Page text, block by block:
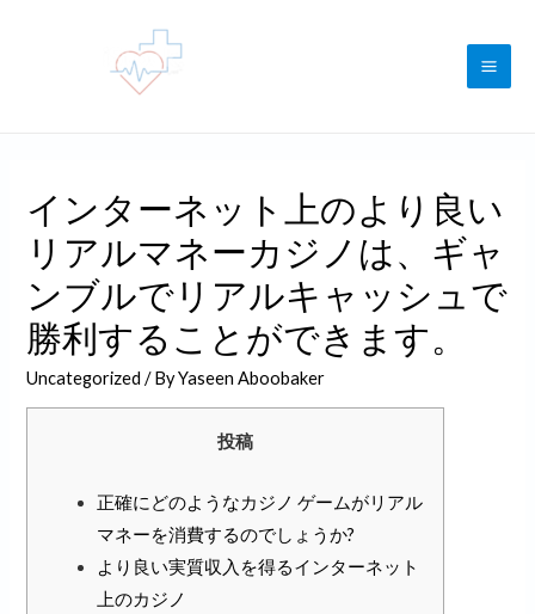
インターネット上のより良い
リアルマネーカジノは、ギャ
ンブルでリアルキャッシュで
勝利することができます。
Uncategorized / ByYaseen Aboobaker
投稿
正確にどのようなカジノ ゲームがリアル
マネーを消費するのでしょうか?
より良い実質収入を得るインターネット
上のカジノ